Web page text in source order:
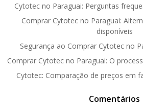
Cytotec no Paraguai: Perguntas
Comprar Cytotec no Paraguai:
disponíveis
Segurança ao Comprar Cytotec no
Comprar Cytotec no Paraguai: O
Cytotec: Comparação de preços em
Comentários